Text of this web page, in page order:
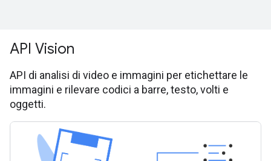
API Vision
API di analisi di video e immagini per etichettare le
immagini e rilevare codici a barre, testo, volti e
oggetti.